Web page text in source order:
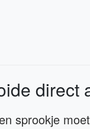
direct
sprookje